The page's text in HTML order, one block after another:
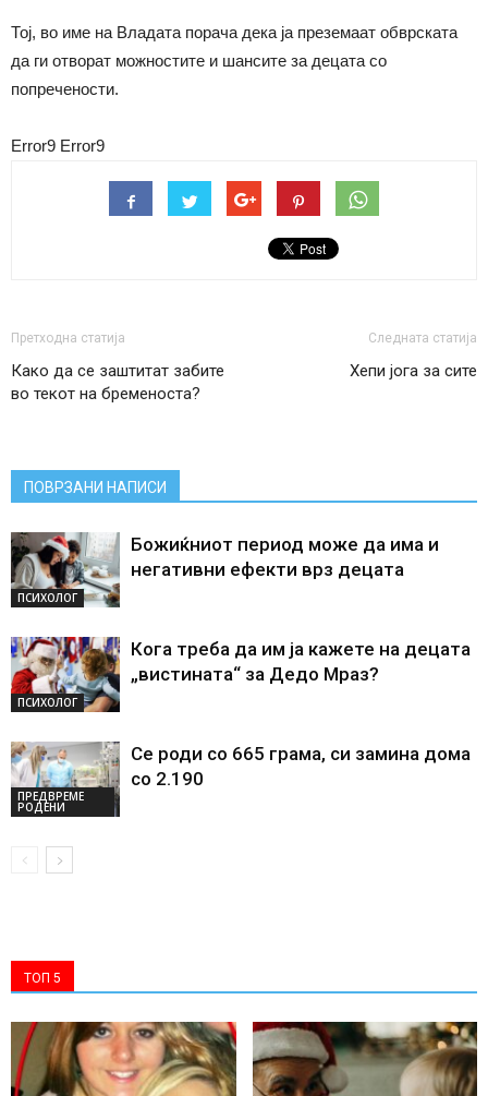
Тој, во име на Владата порача дека ја преземаат обврската
да ги отворат можностите и шансите за децата со
попречености.
Error9 Error9
Претходна статија
Како да се заштитат забите
во текот на бременоста?
Следната статија
Хепи јога за сите
ПОВРЗАНИ НАПИСИ
ПСИХОЛОГ
Божиќниот период може да има и
негативни ефекти врз децата
ПСИХОЛОГ
Кога треба да им ја кажете на децата
„вистината“ за Дедо Мраз?
ПРЕДВРЕМЕ
РОДЕНИ
Се роди со 665 грама, си замина дома
со 2.190
ТОП 5